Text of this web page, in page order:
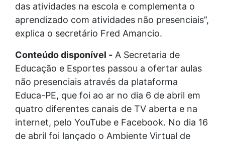
das atividades na escola e complementa o
aprendizado com atividades não presenciais”,
explica o secretário Fred Amancio.
Conteúdo disponível - A Secretaria de
Educação e Esportes passou a ofertar aulas
não presenciais através da plataforma
Educa-PE, que foi ao ar no dia 6 de abril em
quatro diferentes canais de TV aberta e na
internet, pelo YouTube e Facebook. No dia 16
de abril foi lançado o Ambiente Virtual de